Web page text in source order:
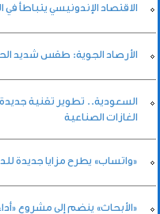
الاقتصاد الإندونيسي يتباطأ
الأرصاد الجوية: طقس شديد
السعودية.. تطوير تقنية
الغازات الصناعية
«واتساب» يطرح مزايا جديدة
«الأبحاث» ينضم إلى مشروع